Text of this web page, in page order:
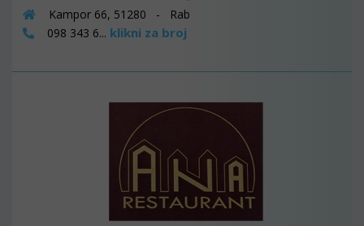
Kampor 66, 51280 - Rab
098 343 6... klikni za broj